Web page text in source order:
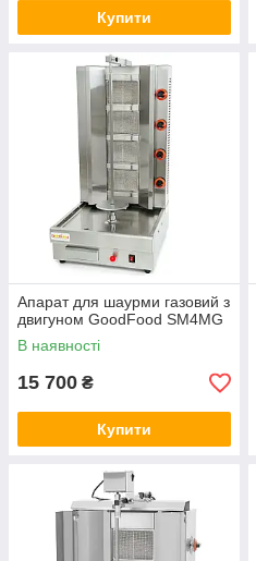
Купити
Апарат для шаурми газовий з
двигуном GoodFood SM4MG
В наявності
15 700 ₴
Купити